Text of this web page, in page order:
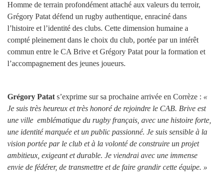
Homme de terrain profondément attaché aux valeurs du terroir,
Grégory Patat défend un rugby authentique, enraciné dans
l’histoire et l’identité des clubs. Cette dimension humaine a
compté pleinement dans le choix du club, portée par un intérêt
commun entre le CA Brive et Grégory Patat pour la formation et
l’accompagnement des jeunes joueurs.
Grégory Patat s’exprime sur sa prochaine arrivée en Corrèze : «
Je suis très heureux et très honoré de rejoindre le CAB. Brive est
une ville emblématique du rugby français, avec une histoire forte,
une identité marquée et un public passionné. Je suis sensible à la
vision portée par le club et à la volonté de construire un projet
ambitieux, exigeant et durable. Je viendrai avec une immense
envie de fédérer, de transmettre et de faire grandir cette équipe. »